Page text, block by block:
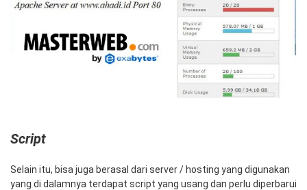
Script
Selain itu, bisa juga berasal dari server / hosting yang digunakan
yang di dalamnya terdapat script yang usang dan perlu diperbarui